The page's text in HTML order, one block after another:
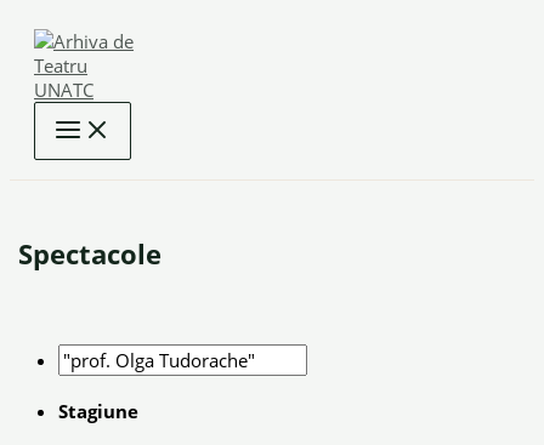
content
Spectacole
Stagiune